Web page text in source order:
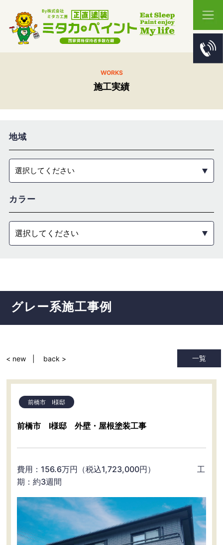
WORKS
施工実績
地域
選択してください
カラー
選択してください
グレー系施工事例
一覧
< new back >
前橋市 I様邸
前橋市 I様邸 外壁・屋根塗装工事
費用：156.6万円（税込1,723,000円） 工
期：約3週間